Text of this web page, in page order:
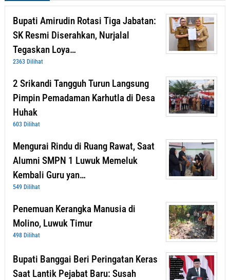
Bupati Amirudin Rotasi Tiga Jabatan:
SK Resmi Diserahkan, Nurjalal
Tegaskan Loya…
2363 Dilihat
2 Srikandi Tangguh Turun Langsung
Pimpin Pemadaman Karhutla di Desa
Huhak
603 Dilihat
Mengurai Rindu di Ruang Rawat, Saat
Alumni SMPN 1 Luwuk Memeluk
Kembali Guru yan…
549 Dilihat
Penemuan Kerangka Manusia di
Molino, Luwuk Timur
498 Dilihat
Bupati Banggai Beri Peringatan Keras
Saat Lantik Pejabat Baru: Susah